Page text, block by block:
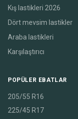
Kış lastikleri 2026
Dört mevsim lastikler
Araba lastikleri
Karşılaştırıcı
POPÜLER EBATLAR
205/55 R16
225/45 R17